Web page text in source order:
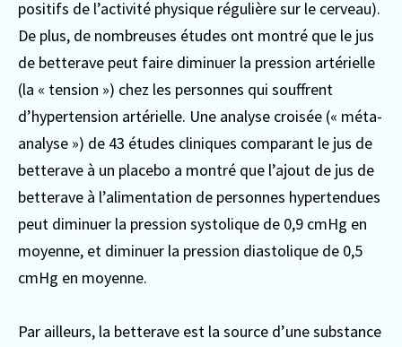
positifs de l’activité physique régulière sur le cerveau).
De plus, de nombreuses études ont montré que le jus
de betterave peut faire diminuer la pression artérielle
(la « tension ») chez les personnes qui souffrent
d’hypertension artérielle. Une analyse croisée (« méta-
analyse ») de 43 études cliniques comparant le jus de
betterave à un placebo a montré que l’ajout de jus de
betterave à l’alimentation de personnes hypertendues
peut diminuer la pression systolique de 0,9 cmHg en
moyenne, et diminuer la pression diastolique de 0,5
cmHg en moyenne.
Par ailleurs, la betterave est la source d’une substance